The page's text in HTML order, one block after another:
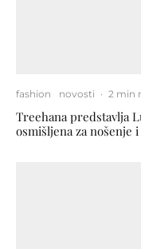
fashion novosti · 2 min
Treehana predstavlja
osmišljena za nošenje